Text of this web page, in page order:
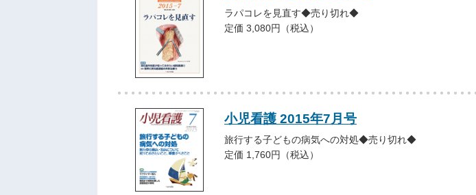
ラパコレを見直す◆売り切れ◆
定価 3,080円（税込）
小児看護 2015年7月号
旅行する子どもの病気への対処◆売り切れ◆
定価 1,760円（税込）